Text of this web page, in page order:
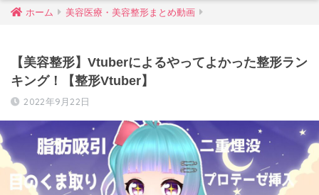
ホーム 美容医療・美容整形まとめ動画
【美容整形】Vtuberによるやってよかった整形ラン
キング！【整形Vtuber】
2022年9月22日